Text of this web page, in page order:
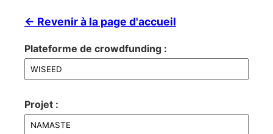
← Revenir à la page d'accueil
Plateforme de crowdfunding :
Projet :